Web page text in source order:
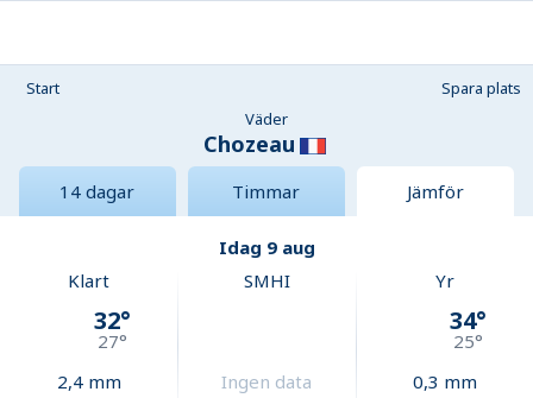
Start
Spara plats
Väder
Chozeau
14 dagar Timmar Jämför
Idag 9 aug
Klart
32°
27°
2,4mm
SMHI
Ingen data
Yr
34°
25°
0,3 mm